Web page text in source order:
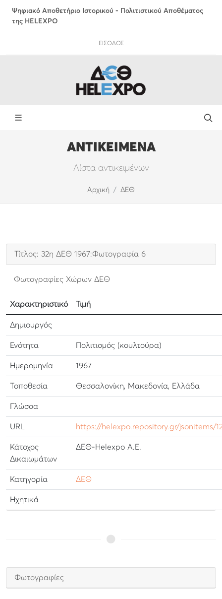
Ψηφιακό Αποθετήριο Ιστορικού - Πολιτιστικού Αποθέματος
της HELEXPO
ΕΙΣΟΔΟΣ
ΑΝΤΙΚΕΙΜΕΝΑ
Λίστα αντικειμένων
Αρχική ΔΕΘ
Τίτλος: 32η ΔΕΘ 1967:Φωτογραφία 6
Φωτογραφίες Χώρων ΔΕΘ
Χαρακτηριστικό Τιμή
Δημιουργός
Ενότητα Πολιτισμός (κουλτούρα)
Ημερομηνία 1967
Τοποθεσία Θεσσαλονίκη, Μακεδονία, Ελλάδα
Γλώσσα
URL https://helexpo.repository.gr/jsonitems/
Κάτοχος
Δικαιωμάτων
ΔΕΘ-Helexpo Α.Ε.
Κατηγορία ΔΕΘ
Ηχητικά
Φωτογραφίες